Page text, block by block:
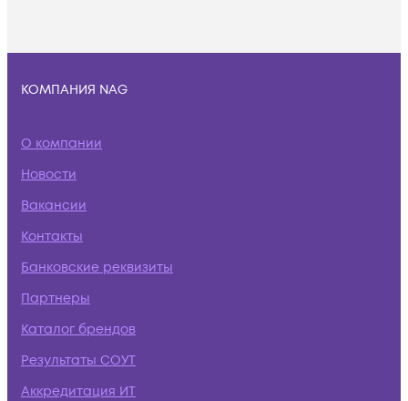
КОМПАНИЯ NAG
О компании
Новости
Вакансии
Контакты
Банковские реквизиты
Партнеры
Каталог брендов
Результаты СОУТ
Аккредитация ИТ